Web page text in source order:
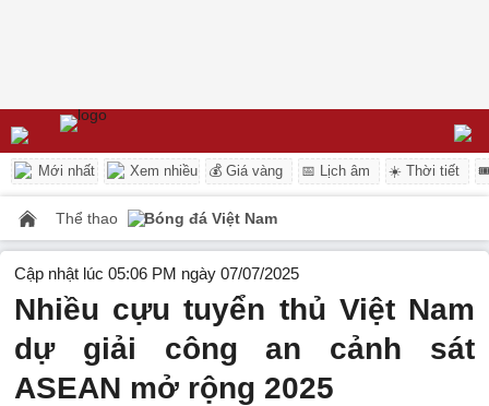
Mới nhất Xem nhiều 💰 Giá vàng 📅 Lịch âm ☀️ Thời tiết
Thể thao Bóng đá Việt Nam
Cập nhật lúc 05:06 PM ngày 07/07/2025
Nhiều cựu tuyển thủ Việt Nam
dự giải công an cảnh sát
ASEAN mở rộng 2025